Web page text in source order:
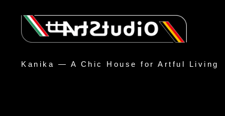
Kanika — A Chic House for Artful Living